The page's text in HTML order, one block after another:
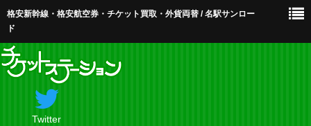
格安新幹線・格安航空券・チケット買取・外貨両替 / 名駅サンロー
ド
Twitter